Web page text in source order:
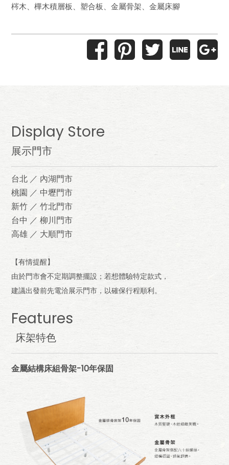
梣木、樺木積層板、塑合板、金屬骨架、金屬床腳
Display Store
展示門市
台北 ／ 內湖門市
桃園 ／ 中壢門市
新竹 ／ 竹北門市
台中 ／ 柳川門市
高雄 ／ 大順門市
【有情提醒】
由於門市會不定期調整擺設；若想體驗特定款式，
建議出發前先電洽展示門市，以確保行程順利。
Features
床架特色
金屬結構床組骨架-10年保固